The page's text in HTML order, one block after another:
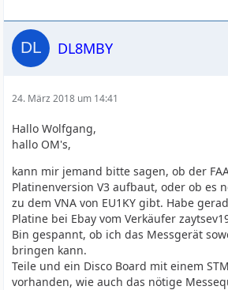
DL8MBY
24. März 2018 um 14:41
Hallo Wolfgang,
hallo OM's,
kann mir jemand bitte sagen, ob der
Platinenversion V3 aufbaut, oder ob es
zu dem VNA von EU1KY gibt. Habe
Platine bei Ebay vom Verkäufer
Bin gespannt, ob ich das Messgerät
bringen kann.
Teile und ein Disco Board mit einem
vorhanden, wie auch das nötige